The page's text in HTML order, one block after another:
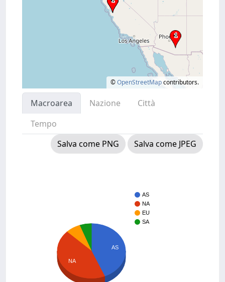
©OpenStreetMapcontributors.
Macroarea Nazione
Città
Tempo
Salva come PNG
Salva come JPEG
AS
NA
EU
SA
AS
NA